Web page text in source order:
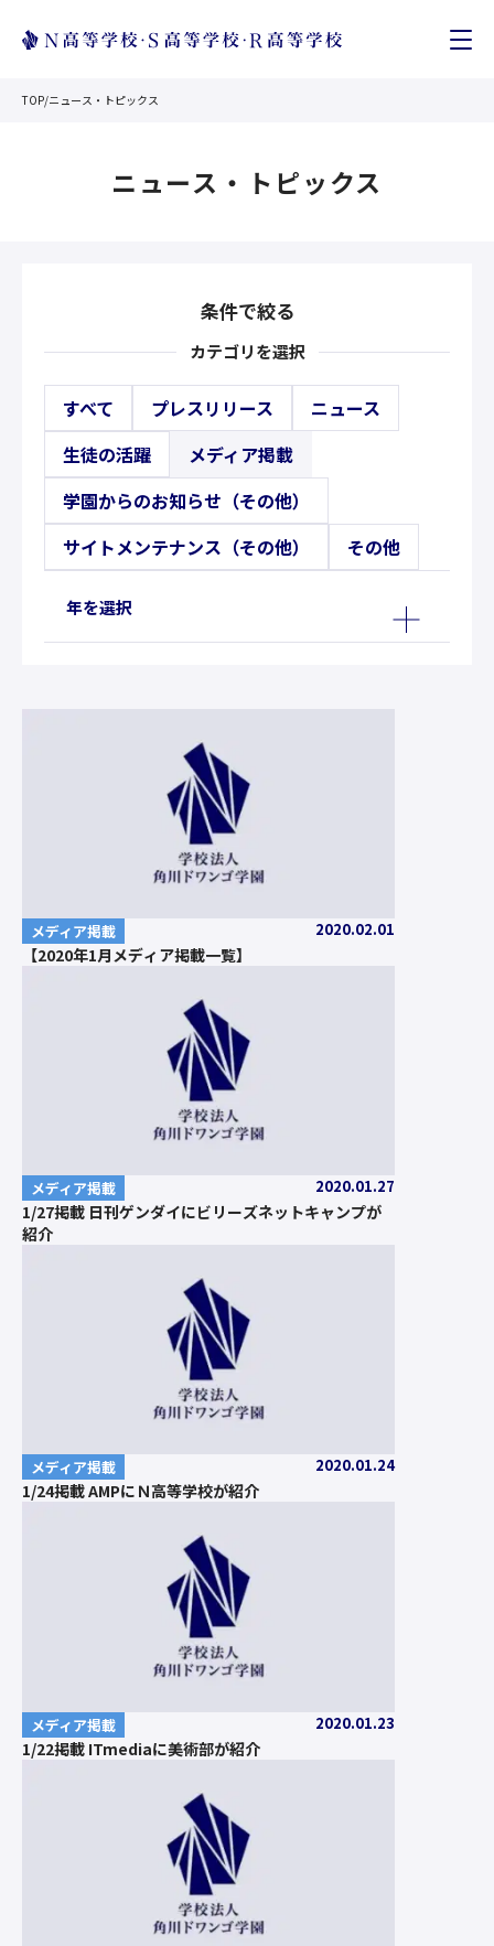
TOP/ニュース・トピックス
ニュース・トピックス
条件で絞る
カテゴリを選択
すべて プレスリリース
ニュース
生徒の活躍
メディア掲載
学園からのお知らせ（その他）
サイトメンテナンス（その他）
その他
年を選択
メディア掲載 2020.02.01
【2020年1月メディア掲載一覧】
メディア掲載 2020.01.27
1/27掲載 日刊ゲンダイにビリーズネットキャンプが
紹介
メディア掲載 2020.01.24
1/24掲載 AMPにＮ高等学校が紹介
メディア掲載 2020.01.23
1/22掲載 ITmediaに美術部が紹介